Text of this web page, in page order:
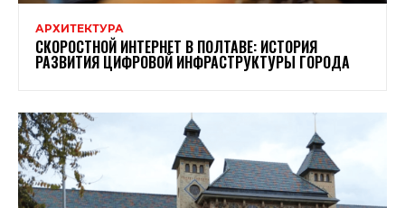
АРХИТЕКТУРА
СКОРОСТНОЙ ИНТЕРНЕТ В ПОЛТАВЕ: ИСТОРИЯ
РАЗВИТИЯ ЦИФРОВОЙ ИНФРАСТРУКТУРЫ ГОРОДА